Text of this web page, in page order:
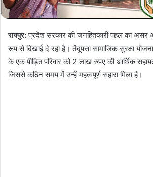
रायपुर:प्रदेश सरकार की जनहितकारी पहल का असर
रूप से दिखाई दे रहा है। तेंदूपत्ता सामाजिक सुरक्षा
के एक पीड़ित परिवार को 2 लाख रुपए की आर्थिक
जिससे कठिन समय में उन्हें महत्वपूर्ण सहारा मिला है।